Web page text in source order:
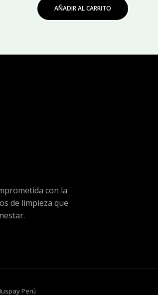
AÑADIR AL CARRITO
con la
de limpieza que
Perú